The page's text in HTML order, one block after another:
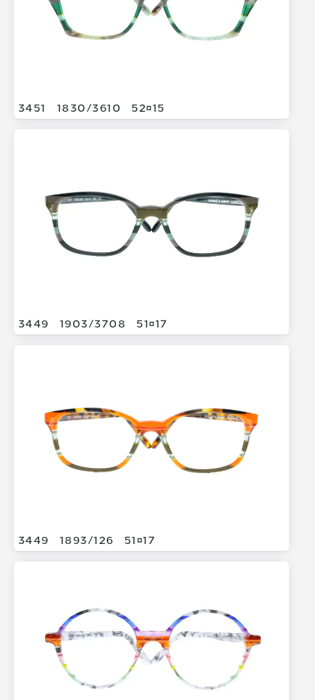
3451 1830/3610 5215
3449 1903/3708 5117
3449 1893/126 5117